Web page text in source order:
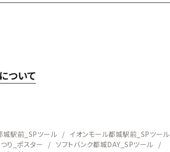
ついて
城駅前_SPツール
イオンモール都城駅前_SPツール
り_ポスター
ソフトバンク都城DAY_SPツール